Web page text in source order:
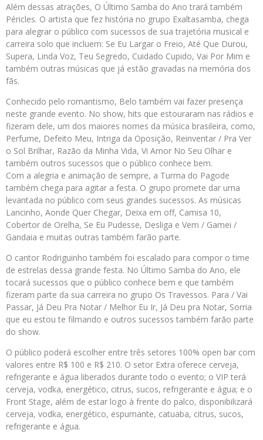
Além dessas atrações, O Último Samba do Ano trará também
Péricles. O artista que fez história no grupo Exaltasamba, chega
para alegrar o público com sucessos de sua trajetória musical e
carreira solo que incluem: Se Eu Largar o Freio, Até Que Durou,
Supera, Linda Voz, Teu Segredo, Cuidado Cupido, Vai Por Mim e
também outras músicas que já estão gravadas na memória dos
fãs.
Conhecido pelo romantismo, Belo também vai fazer presença
neste grande evento. No show, hits que estouraram nas rádios e
fizeram dele, um dos maiores nomes da música brasileira, como,
Perfume, Defeito Meu, Intriga da Oposição, Reinventar / Pra Ver
o Sol Brilhar, Razão da Minha Vida, Vi Amor No Seu Olhar e
também outros sucessos que o público conhece bem.
Com a alegria e animação de sempre, a Turma do Pagode
também chega para agitar a festa. O grupo promete dar uma
levantada no público com seus grandes sucessos. As músicas
Lancinho, Aonde Quer Chegar, Deixa em off, Camisa 10,
Cobertor de Orelha, Se Eu Pudesse, Desliga e Vem / Gamei /
Gandaia e muitas outras também farão parte.
O cantor Rodriguinho também foi escalado para compor o time
de estrelas dessa grande festa. No Último Samba do Ano, ele
tocará sucessos que o público conhece bem e que também
fizeram parte da sua carreira no grupo Os Travessos. Para / Vai
Passar, Já Deu Pra Notar / Melhor Eu Ir, Já Deu pra Notar, Sorria
que eu estou te filmando e outros sucessos também farão parte
do show.
O público poderá escolher entre três setores 100% open bar com
valores entre R$ 100 e R$ 210. O setor Extra oferece cerveja,
refrigerante e água liberados durante todo o evento; o VIP terá
cerveja, vodka, energético, citrus, sucos, refrigerante e água; e o
Front Stage, além de estar logo à frente do palco, disponibilizará
cerveja, vodka, energético, espumante, catuaba, citrus, sucos,
refrigerante e água.